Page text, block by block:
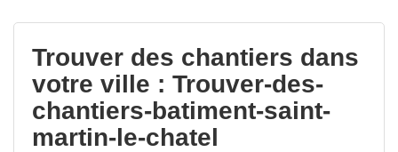
votes
Trouver des chantiers dans
votre ville : Trouver-des-
chantiers-batiment-saint-
martin-le-chatel